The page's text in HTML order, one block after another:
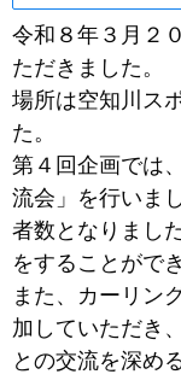
令和８年３月２
ただきました。
場所は空知川ス
た。
第４回企画では
流会」を行いま
者数となりまし
をすることがで
また、カーリン
加していただき
との交流を深め